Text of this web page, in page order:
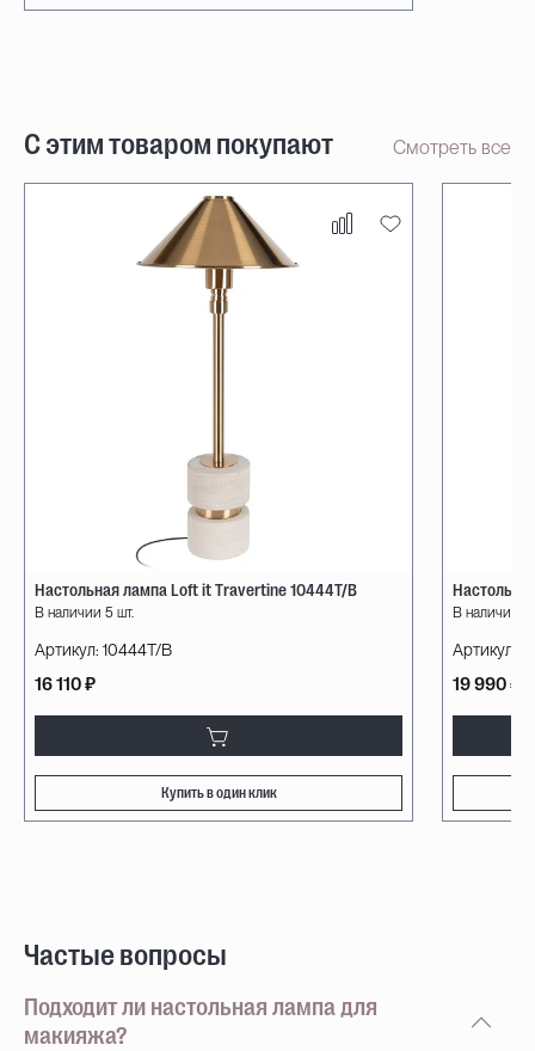
С этим товаром покупают Смотреть все
Настольная лампа Loft it Travertine 10444T/B
В наличии 5 шт.
Артикул: 10444T/B
16 110 ₽
Купить в один клик
В наличии
Артикул:
19 990 ₽
Частые вопросы
Подходит ли настольная лампа для
макияжа?